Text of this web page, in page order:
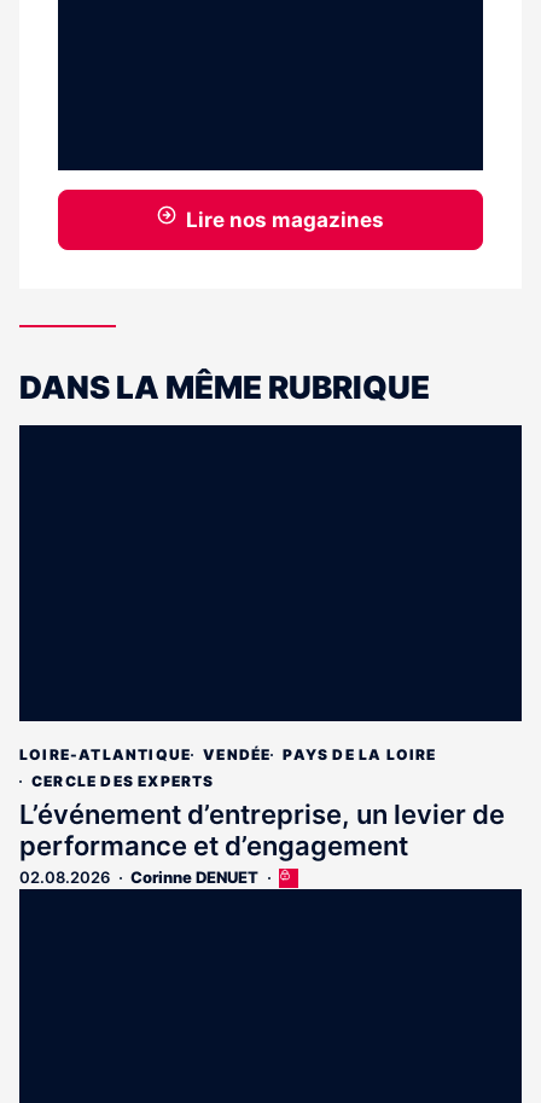
Lire nos magazines
DANS LA MÊME RUBRIQUE
LOIRE-ATLANTIQUE VENDÉE
PAYS DE LA LOIRE
CERCLE DES EXPERTS
L’événement d’entreprise, un levier de
performance et d’engagement
02.08.2026 Corinne DENUET
Cet